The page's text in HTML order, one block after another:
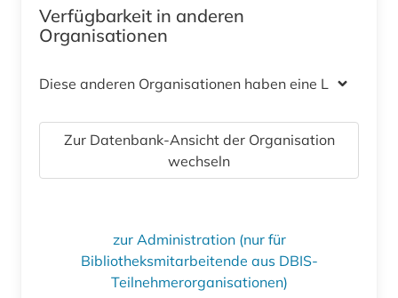
Verfügbarkeit in anderen
Organisationen
Diese anderen Organisationen haben eine Lizenz
Zur Datenbank-Ansicht der Organisation
wechseln
zur Administration (nur für
Bibliotheksmitarbeitende aus DBIS-
Teilnehmerorganisationen)